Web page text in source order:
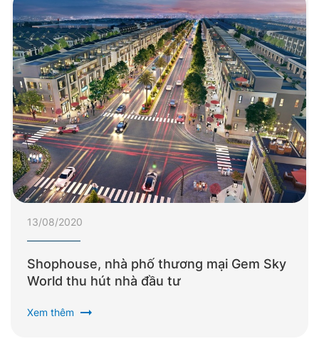
13/08/2020
Shophouse, nhà phố thương mại Gem Sky
World thu hút nhà đầu tư
Xem thêm arrow_right_alt